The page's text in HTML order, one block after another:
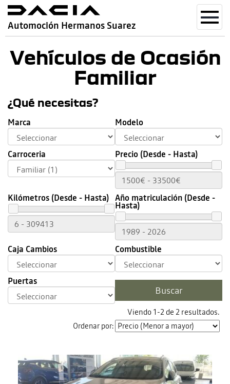
Automoción Hermanos Suarez
Vehículos de Ocasión
Familiar
¿Qué necesitas?
Marca Modelo
Carroceria Precio (Desde - Hasta)
Kilómetros (Desde - Hasta) Año matriculación (Desde -
Hasta)
Caja Cambios Combustible
Puertas
Viendo 1-2 de 2 resultados.
Ordenar por: